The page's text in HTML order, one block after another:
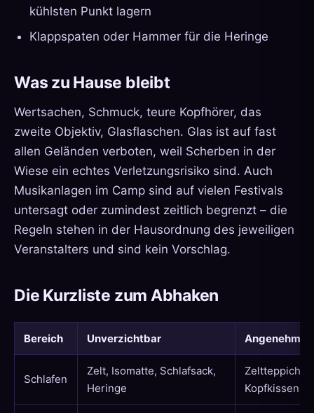
kühlsten Punkt lagern
Klappspaten oder Hammer für die Heringe
Was zu Hause bleibt
Wertsachen, Schmuck, teure Kopfhörer, das
zweite Objektiv, Glasflaschen. Glas ist auf fast
allen Geländen verboten, weil Scherben in der
Wiese ein echtes Verletzungsrisiko sind. Auch
Musikanlagen im Camp sind auf vielen Festivals
untersagt oder zumindest zeitlich begrenzt – die
Regeln stehen in der Hausordnung des jeweiligen
Veranstalters und sind kein Vorschlag.
Die Kurzliste zum Abhaken
Bereich Unverzichtbar Angenehm
Schlafen
Zelt, Isomatte, Schlafsack,
Heringe
Zeltteppich,
Kopfkissen